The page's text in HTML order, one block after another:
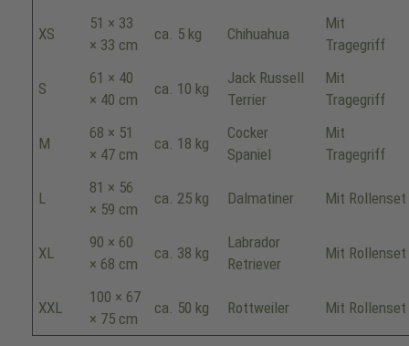
XS
51 × 33
× 33 cm
ca. 5 kg Chihuahua
Mit
Tragegriff
S
61 × 40
× 40 cm
ca. 10 kg
Jack Russell
Terrier
Mit
Tragegriff
M
68 × 51
× 47 cm
ca. 18 kg
Cocker
Spaniel
Mit
Tragegriff
L
81 × 56
× 59 cm
ca. 25 kg Dalmatiner Mit Rollenset
XL
90 × 60
× 68 cm
ca. 38 kg
Labrador
Retriever
Mit Rollenset
XXL
100 × 67
× 75 cm
ca. 50 kg Rottweiler Mit Rollenset